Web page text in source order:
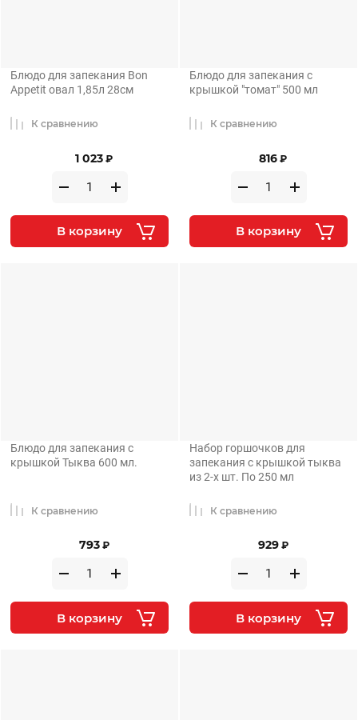
Блюдо для запекания Bon
Appetit овал 1,85л 28см
1 023 ₽
К сравнению
В корзину
Блюдо для запекания с
крышкой "томат" 500 мл
816 ₽
К сравнению
В корзину
Блюдо для запекания с
крышкой Тыква 600 мл.
793 ₽
К сравнению
В корзину
Набор горшочков для
запекания с крышкой тыква
из 2-х шт. По 250 мл
929 ₽
К сравнению
В корзину